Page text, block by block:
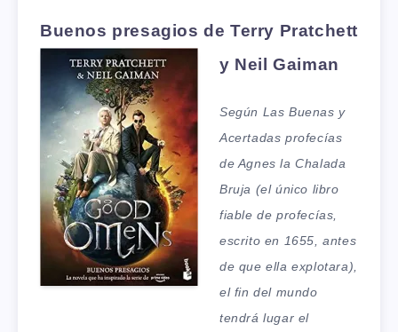
Buenos presagios de Terry Pratchett
y Neil Gaiman
Según Las Buenas y
Acertadas profecías
de Agnes la Chalada
Bruja (el único libro
fiable de profecías,
escrito en 1655, antes
de que ella explotara),
el fin del mundo
tendrá lugar el